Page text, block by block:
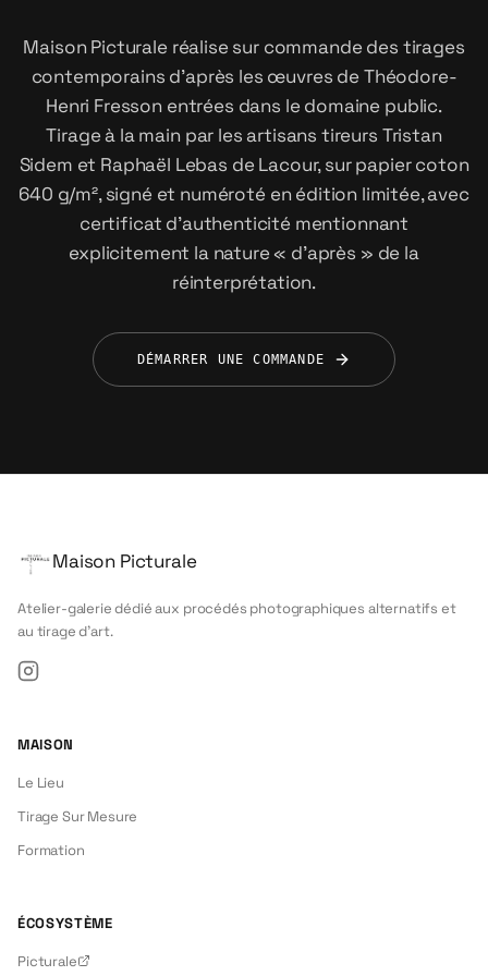
Maison Picturale réalise sur commande des tirages
contemporains d'après les œuvres de Théodore-
Henri Fresson entrées dans le domaine public.
Tirage à la main par les artisans tireurs Tristan
Sidem et Raphaël Lebas de Lacour, sur papier coton
640 g/m², signé et numéroté en édition limitée, avec
certificat d'authenticité mentionnant
explicitement la nature « d'après » de la
réinterprétation.
DÉMARRER UNE COMMANDE
Maison Picturale
Atelier-galerie dédié aux procédés photographiques alternatifs et
au tirage d'art.
MAISON
Le Lieu
Tirage Sur Mesure
Formation
ÉCOSYSTÈME
Picturale